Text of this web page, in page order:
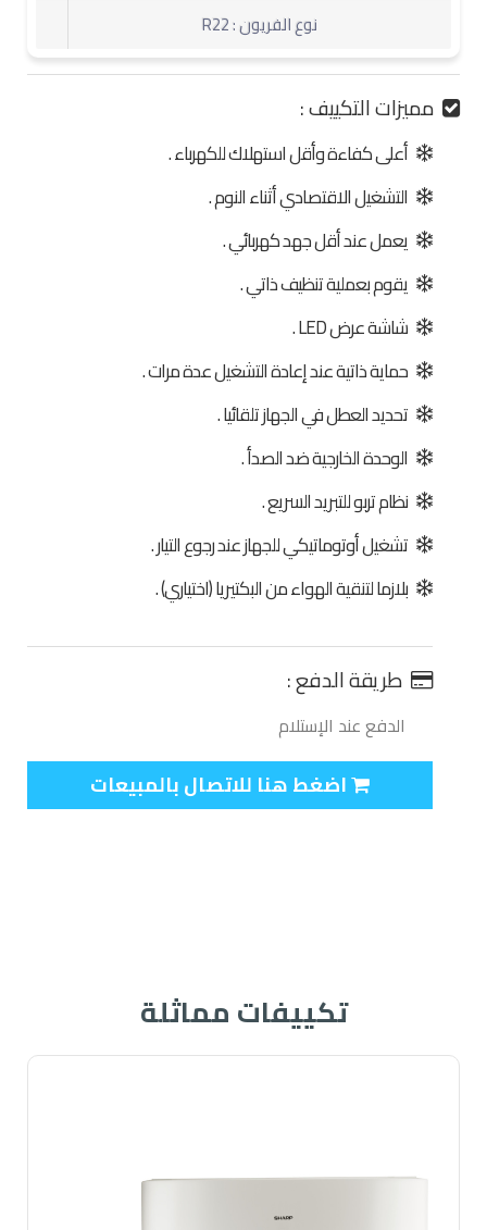
نوع الفريون : R22
مميزات التكييف :
أعلى كفاءة وأقل استهلاك للكهرباء .
التشغيل الاقتصادي أثناء النوم .
يعمل عند أقل جهد كهربائي .
يقوم بعملية تنظيف ذاتي .
شاشة عرض LED .
حماية ذاتية عند إعادة التشغيل عدة مرات .
تحديد العطل في الجهاز تلقائيا .
الوحدة الخارجية ضد الصدأ .
نظام تربو للتبريد السريع .
تشغيل أوتوماتيكي للجهاز عند رجوع التيار .
بلازما لتنقية الهواء من البكتيريا (اختياري) .
طريقة الدفع :
الدفع عند الإستلام
اضغط هنا للاتصال بالمبيعات
تكييفات مماثلة